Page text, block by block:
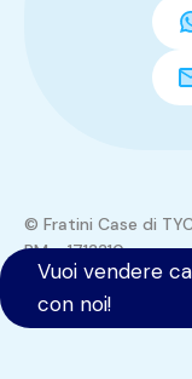
© Fratini Case di
RM - 1713310
Tutti i contenuti del
S.R.L.S.
Vuoi vendere
con noi!